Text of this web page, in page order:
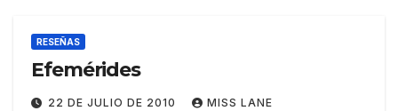
RESEÑAS
Efemérides
22 DE JULIO DE 2010 MISS LANE